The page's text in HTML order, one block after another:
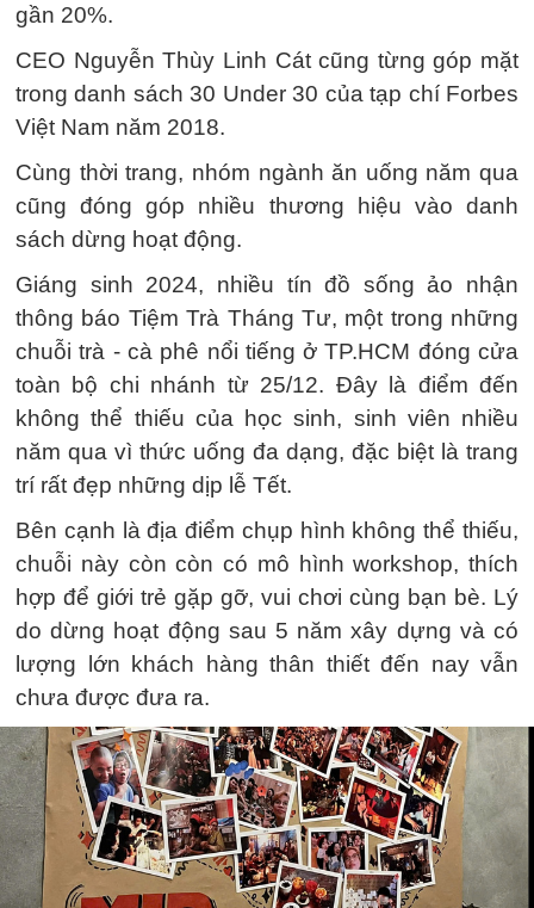
gần 20%.
CEO Nguyễn Thùy Linh Cát cũng từng góp mặt
trong danh sách 30 Under 30 của tạp chí Forbes
Việt Nam năm 2018.
Cùng thời trang, nhóm ngành ăn uống năm qua
cũng đóng góp nhiều thương hiệu vào danh
sách dừng hoạt động.
Giáng sinh 2024, nhiều tín đồ sống ảo nhận
thông báo Tiệm Trà Tháng Tư, một trong những
chuỗi trà - cà phê nổi tiếng ở TP.HCM đóng cửa
toàn bộ chi nhánh từ 25/12. Đây là điểm đến
không thể thiếu của học sinh, sinh viên nhiều
năm qua vì thức uống đa dạng, đặc biệt là trang
trí rất đẹp những dịp lễ Tết.
Bên cạnh là địa điểm chụp hình không thể thiếu,
chuỗi này còn còn có mô hình workshop, thích
hợp để giới trẻ gặp gỡ, vui chơi cùng bạn bè. Lý
do dừng hoạt động sau 5 năm xây dựng và có
lượng lớn khách hàng thân thiết đến nay vẫn
chưa được đưa ra.